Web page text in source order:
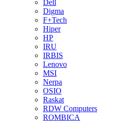
Dell
Digma
F+Tech
Hiper
HP
IRU
IRBIS
Lenovo
MSI
Nerpa
OSIO
Raskat
RDW Computers
ROMBICA